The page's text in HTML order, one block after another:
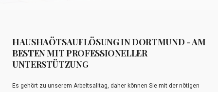
HAUSHAÖTSAUFLÖSUNG IN DORTMUND - AM
BESTEN MIT PROFESSIONELLER
UNTERSTÜTZUNG
Es gehört zu unserem Arbeitsalltag, daher können Sie mit der nötigen